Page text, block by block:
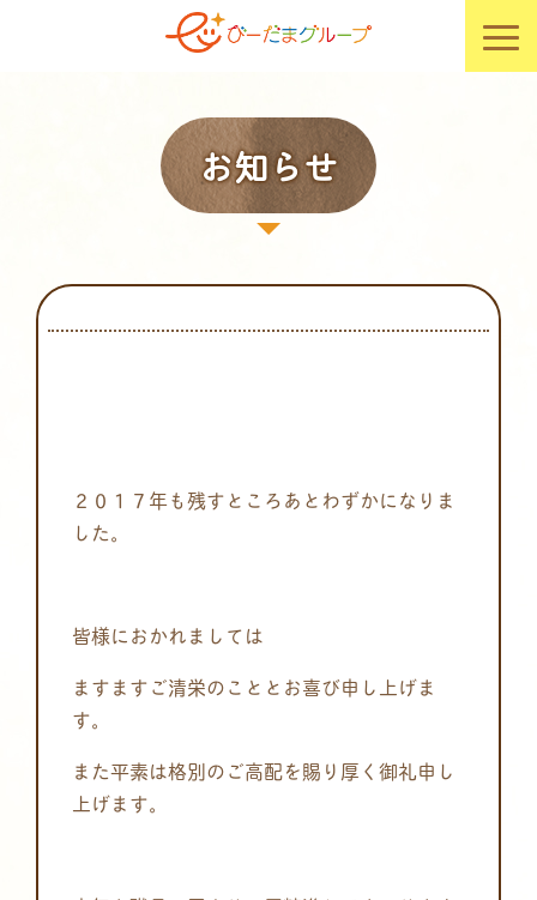
お知らせ
２０１７年も残すところあとわずかになりま
した。
皆様におかれましては
ますますご清栄のこととお喜び申し上げま
す。
また平素は格別のご高配を賜り厚く御礼申し
上げます。